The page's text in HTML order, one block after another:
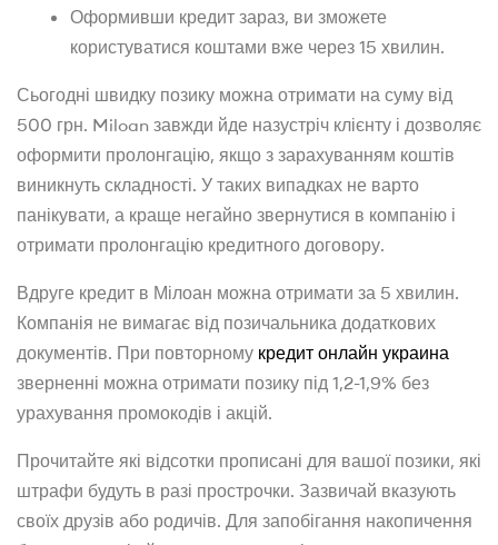
Оформивши кредит зараз, ви зможете
користуватися коштами вже через 15 хвилин.
Сьогодні швидку позику можна отримати на суму від
500 грн. Miloan завжди йде назустріч клієнту і дозволяє
оформити пролонгацію, якщо з зарахуванням коштів
виникнуть складності. У таких випадках не варто
панікувати, а краще негайно звернутися в компанію і
отримати пролонгацію кредитного договору.
Вдруге кредит в Мілоан можна отримати за 5 хвилин.
Компанія не вимагає від позичальника додаткових
документів. При повторному кредит онлайн украина
зверненні можна отримати позику під 1,2-1,9% без
урахування промокодів і акцій.
Прочитайте які відсотки прописані для вашої позики, які
штрафи будуть в разі прострочки. Зазвичай вказують
своїх друзів або родичів. Для запобігання накопичення